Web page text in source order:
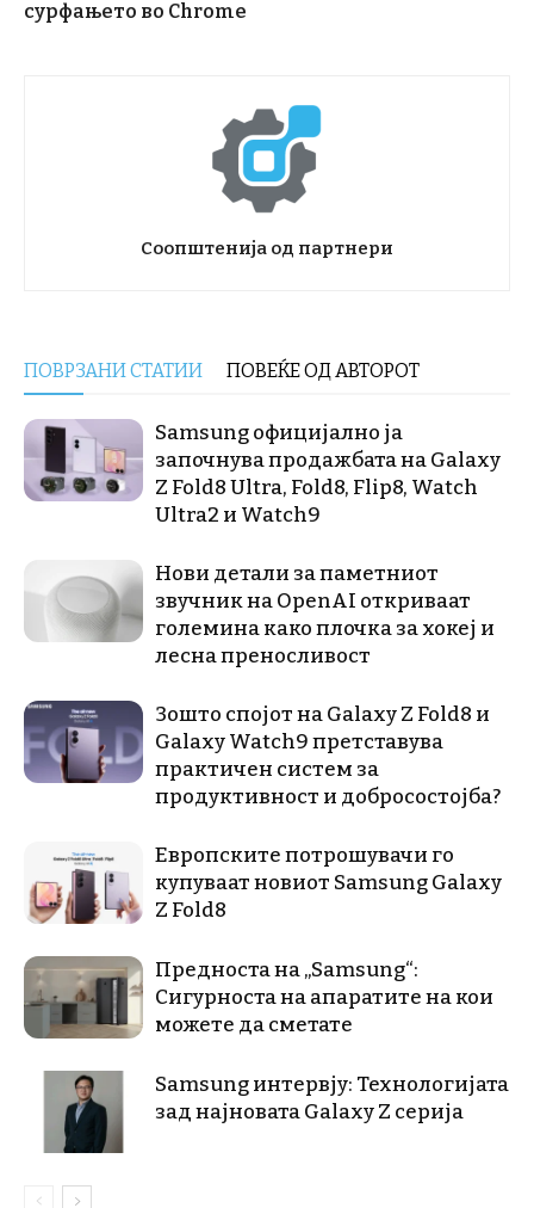
сурфањето во Chrome
Соопштенија од партнери
ПОВРЗАНИ СТАТИИ ПОВЕЌЕ ОД АВТОРОТ
Samsung официјално ја
започнува продажбата на Galaxy
Z Fold8 Ultra, Fold8, Flip8, Watch
Ultra2 и Watch9
Нови детали за паметниот
звучник на OpenAI откриваат
големина како плочка за хокеј и
лесна преносливост
Зошто спојот на Galaxy Z Fold8 и
Galaxy Watch9 претставува
практичен систем за
продуктивност и добросостојба?
Европските потрошувачи го
купуваат новиот Samsung Galaxy
Z Fold8
Предноста на „Samsung“:
Сигурноста на апаратите на кои
можете да сметате
Samsung интервју: Технологијата
зад најновата Galaxy Z серија